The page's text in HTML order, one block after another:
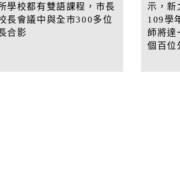
學校都有雙語課程，巿長
長會議中與全巿300多位
合影
示，新
109學
師將達
個百位